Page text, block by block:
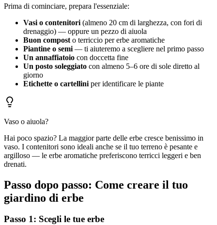
Prima di cominciare, prepara l'essenziale:
Vasi o contenitori (almeno 20 cm di larghezza, con fori di
drenaggio) — oppure un pezzo di aiuola
Buon compost o terriccio per erbe aromatiche
Piantine o semi — ti aiuteremo a scegliere nel primo passo
Un annaffiatoio con doccetta fine
Un posto soleggiato con almeno 5–6 ore di sole diretto al
giorno
Etichette o cartellini per identificare le piante
Vaso o aiuola?
Hai poco spazio? La maggior parte delle erbe cresce benissimo in
vaso. I contenitori sono ideali anche se il tuo terreno è pesante e
argilloso — le erbe aromatiche preferiscono terricci leggeri e ben
drenati.
Passo dopo passo: Come creare il tuo
giardino di erbe
Passo 1: Scegli le tue erbe